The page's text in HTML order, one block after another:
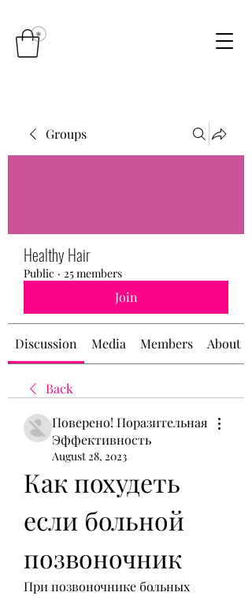
Groups
Healthy Hair
Public · 25 members
Join
Discussion Media Members About
Back
Поверено! Поразительная
Эффективность
August 28, 2023
Как похудеть
если больной
позвоночник
При позвоночнике больных